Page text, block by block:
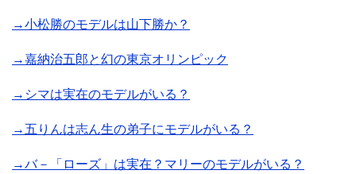
→小松勝のモデルは山下勝か？
→嘉納治五郎と幻の東京オリンピック
→シマは実在のモデルがいる？
→五りんは志ん生の弟子にモデルがいる？
→バ－「ローズ」は実在？マリーのモデルがいる？